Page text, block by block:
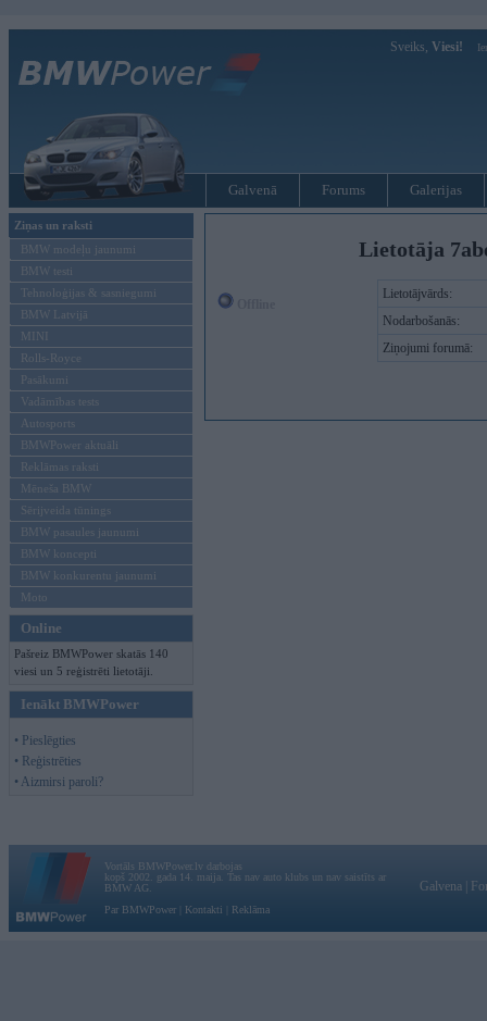
Sveiks, Viesi!
Galvenā Forums Galerijas
Ziņas un raksti
BMW modeļu jaunumi
BMW testi
Tehnoloģijas & sasniegumi
BMW Latvijā
MINI
Rolls-Royce
Pasākumi
Vadāmības tests
Autosports
BMWPower aktuāli
Reklāmas raksti
Mēneša BMW
Sērijveida tūnings
BMW pasaules jaunumi
BMW koncepti
BMW konkurentu jaunumi
Moto
Online
Pašreiz BMWPower skatās 140
viesi un 5 reģistrēti lietotāji.
Ienākt BMWPower
• Pieslēgties
• Reģistrēties
• Aizmirsi paroli?
Lietotāja
Lietotājvārds:
Nodarbošanās:
Ziņojumi forumā:
Vortāls BMWPower.lv darbojas
kopš 2002. gada 14. maija. Tas nav auto klubs un nav saistīts ar
BMW AG.
Par BMWPower
Kontakti Reklāma
Galvena